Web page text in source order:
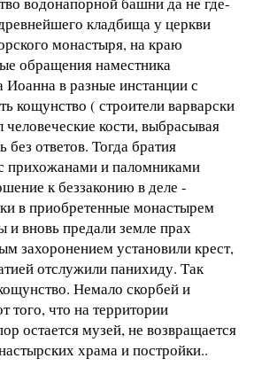
кладбища у церкви
монастыря, на краю
обращения наместника
в разные инстанции с
кощунство ( строители варварски
кости, выбрасывая
без ответов. Тогда братия
прихожанами и паломниками
к беззаконию в деле -
в приобретенные монастырем
и вновь предали земле прах
захоронением установили крест,
отслужили панихиду. Так
Немало скорбей и
того, что на территории
остается музей, не возвращается
храма и постройки..